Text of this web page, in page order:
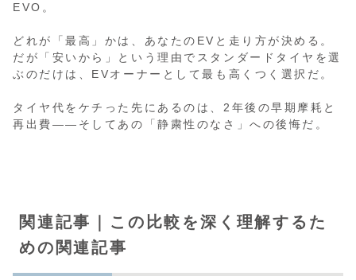
EVO。
どれが「最高」かは、あなたのEVと走り方が決める。
だが「安いから」という理由でスタンダードタイヤを選
ぶのだけは、EVオーナーとして最も高くつく選択だ。
タイヤ代をケチった先にあるのは、2年後の早期摩耗と
再出費——そしてあの「静粛性のなさ」への後悔だ。
関連記事｜この比較を深く理解するた
めの関連記事